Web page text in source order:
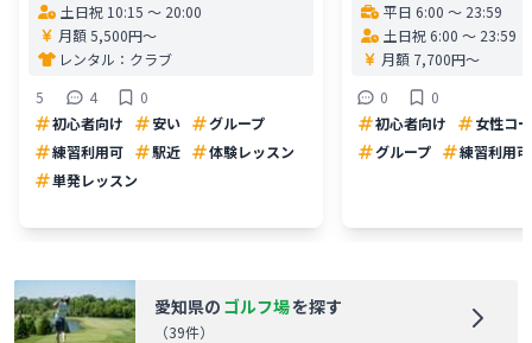
土日祝 10:15 〜 20:00
月額 5,500円〜
レンタル： クラブ
5
4
0
初心者向け
安い
グループ
練習利用可
駅近
体験レッスン
単発レッスン
平日 6:00 〜 23:59
土日祝 6:00 〜 23:59
月額 7,700円〜
0
0
初心者向け
女性コ
グループ
練習利用可
愛知県の ゴルフ場を探す
（39件）